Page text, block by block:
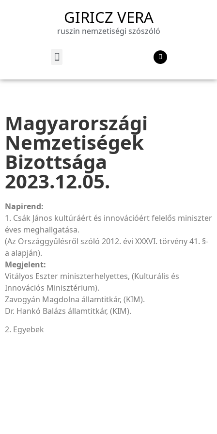
GIRICZ VERA
ruszin nemzetiségi szószóló
Magyarországi
Nemzetiségek
Bizottsága
2023.12.05.
Napirend:
1. Csák János kultúráért és innovációért felelős miniszter
éves meghallgatása.
(Az Országgyűlésről szóló 2012. évi XXXVI. törvény 41. §-
a alapján).
Megjelent:
Vitályos Eszter miniszterhelyettes, (Kulturális és
Innovációs Minisztérium).
Zavogyán Magdolna államtitkár, (KIM).
Dr. Hankó Balázs államtitkár, (KIM).
2. Egyebek